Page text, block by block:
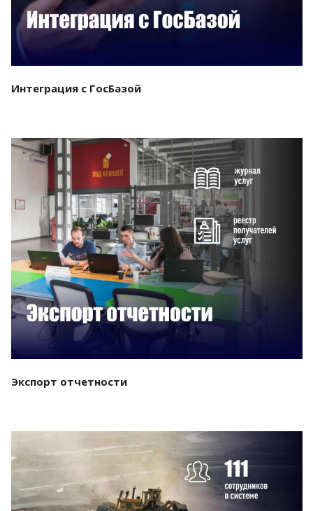
Интеграция с ГосБазой
Смотреть проект
Экспорт отчетности